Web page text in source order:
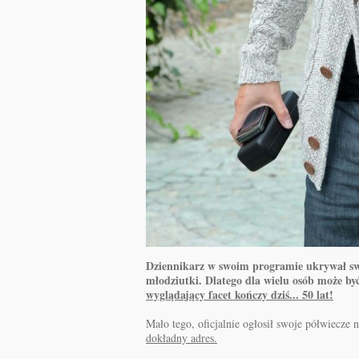
Dziennikarz w swoim programie ukrywał
młodziutki. Dlatego dla wielu osób może
wyglądający facet kończy dziś... 50 lat!
Mało tego, oficjalnie ogłosił swoje półwiecze
dokładny adres.